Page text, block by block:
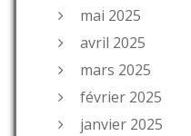
mai 2025
avril 2025
mars 2025
février 2025
janvier 2025